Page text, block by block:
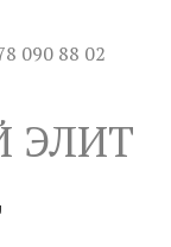
090 88 02
ЭЛИТ